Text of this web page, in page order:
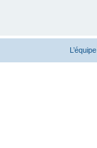
L’équipe